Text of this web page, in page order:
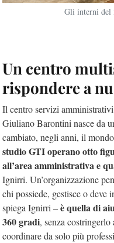
Gli interni del
Un centro
rispondere a
Il centro servizi
Giuliano Barontini nasce da
cambiato, negli anni, il
studio GTI operano otto
all’area amministrativa e
Ignirri. Un’organizzazione
chi possiede, gestisce o deve
spiega Ignirri –è quella di
360 gradi, senza
coordinare da solo più